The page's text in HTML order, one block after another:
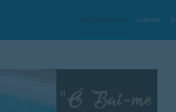
Em Guimarães Cultura